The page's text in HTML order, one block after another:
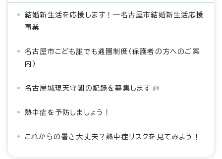
結婚新生活を応援します！―名古屋市結婚新生活応援
事業―
名古屋市こども誰でも通園制度（保護者の方へのご案
内）
名古屋城現天守閣の記録を募集します
熱中症を予防しましょう！
これからの暑さ大丈夫？熱中症リスクを見てみよう！